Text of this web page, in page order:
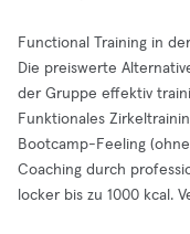
Functional Training in
Die preiswerte
der Gruppe effektiv
Funktionales
Bootcamp-Feeling
Coaching durch
locker bis zu 1000 kcal.